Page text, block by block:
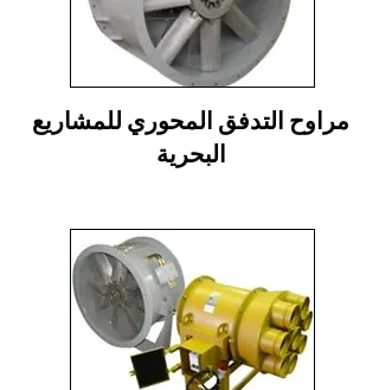
مراوح التدفق المحوري للمشاريع
البحرية